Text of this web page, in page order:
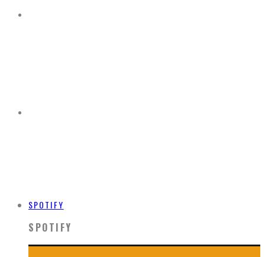
SPOTIFY
SPOTIFY